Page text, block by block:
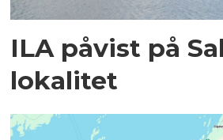
ILA påvist på
lokalitet